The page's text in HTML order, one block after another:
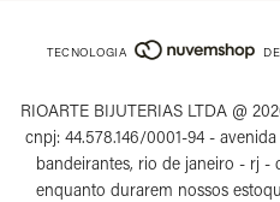
TECNOLOGIA
RIOARTE BIJUTERIAS LTDA @
cnpj: 44.578.146/0001-94 -
bandeirantes, rio de janeiro - rj -
enquanto durarem nossos